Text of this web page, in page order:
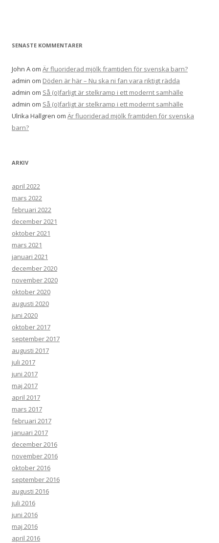
SENASTE KOMMENTARER
John A om Är fluoriderad mjölk framtiden för svenska barn?
admin om Döden är här – Nu ska ni fan vara riktigt rädda
admin om Så (o)farligt är stelkramp i ett modernt samhälle
admin om Så (o)farligt är stelkramp i ett modernt samhälle
Ulrika Hallgren om Är fluoriderad mjölk framtiden för svenska
barn?
ARKIV
april 2022
mars 2022
februari 2022
december 2021
oktober 2021
mars 2021
januari 2021
december 2020
november 2020
oktober 2020
augusti 2020
juni 2020
oktober 2017
september 2017
augusti 2017
juli 2017
juni 2017
maj 2017
april 2017
mars 2017
februari 2017
januari 2017
december 2016
november 2016
oktober 2016
september 2016
augusti 2016
juli 2016
juni 2016
maj 2016
april 2016